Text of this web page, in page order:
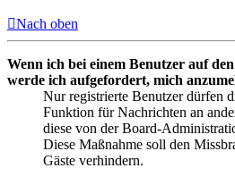
Nach oben
Wenn ich bei einem Benutzer auf
werde ich aufgefordert, mich
Nur registrierte Benutzer dürfen
Funktion für Nachrichten an
diese von der Board-
Diese Maßnahme soll den
Gäste verhindern.